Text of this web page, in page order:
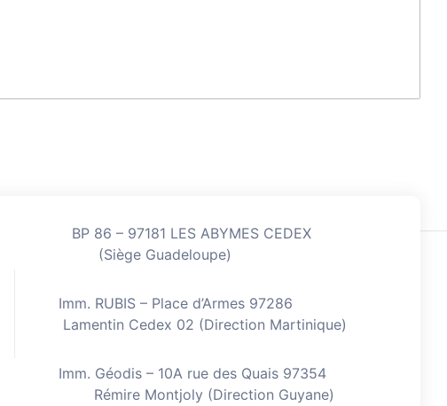
BP 86 – 97181 LES ABYMES CEDEX
(Siège Guadeloupe)
Imm. RUBIS – Place d’Armes 97286
Lamentin Cedex 02 (Direction Martinique)
Imm. Géodis – 10A rue des Quais 97354
Rémire Montjoly (Direction Guyane)